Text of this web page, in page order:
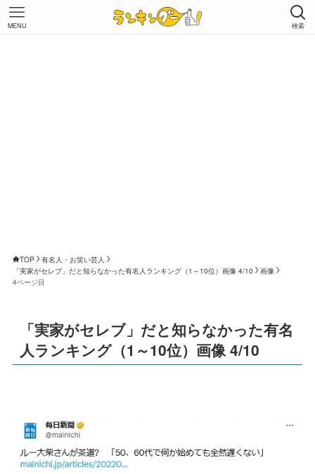
検索
MENU
TOP
有名人・お笑い芸人
「実家がセレブ」だと知らなかった有名人ランキング（1～10位）画像 4/10
画像
4ページ目
「実家がセレブ」だと知らなかった有名
人ランキング（1～10位）画像 4/10